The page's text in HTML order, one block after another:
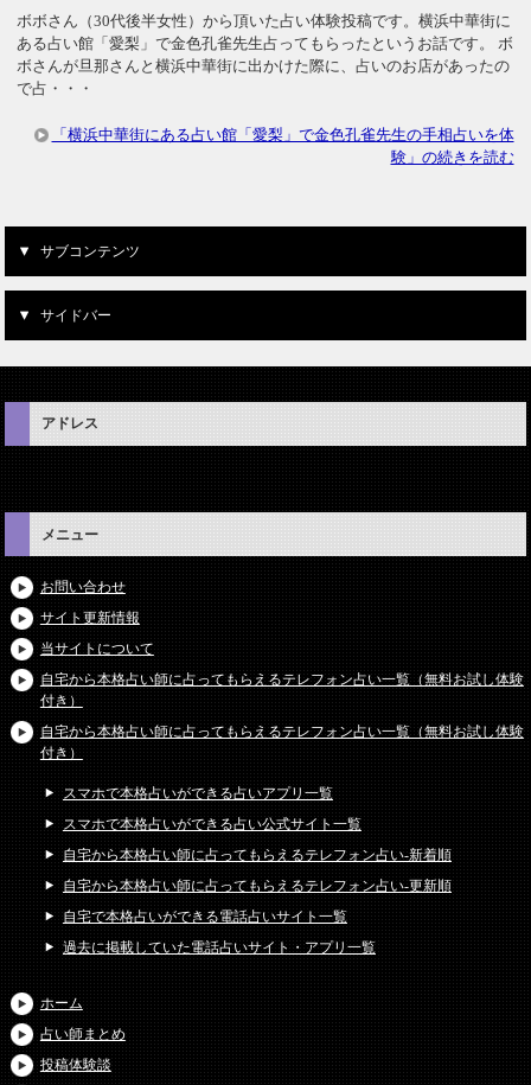
ボボさん（30代後半女性）から頂いた占い体験投稿です。横浜中華街に
ある占い館「愛梨」で金色孔雀先生占ってもらったというお話です。 ボ
ボさんが旦那さんと横浜中華街に出かけた際に、占いのお店があったの
で占・・・
「横浜中華街にある占い館「愛梨」で金色孔雀先生の手相占いを体
験」の続きを読む
サブコンテンツ
サイドバー
アドレス
メニュー
お問い合わせ
サイト更新情報
当サイトについて
自宅から本格占い師に占ってもらえるテレフォン占い一覧（無料お試し体験
付き）
自宅から本格占い師に占ってもらえるテレフォン占い一覧（無料お試し体験
付き）
スマホで本格占いができる占いアプリ一覧
スマホで本格占いができる占い公式サイト一覧
自宅から本格占い師に占ってもらえるテレフォン占い-新着順
自宅から本格占い師に占ってもらえるテレフォン占い-更新順
自宅で本格占いができる電話占いサイト一覧
過去に掲載していた電話占いサイト・アプリ一覧
ホーム
占い師まとめ
投稿体験談